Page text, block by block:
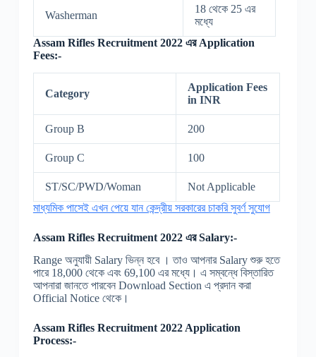
Washerman
18 থেকে 25 এর
মধ্যে
Assam Rifles Recruitment 2022 এর Application
Fees:-
Category
Application Fees
in INR
Group B 200
Group C 100
ST/SC/PWD/Woman
Not Applicable
মাধ্যমিক পাসেই এখন পেয়ে যান কেন্দ্রীয় সরকারের চাকরি সুবর্ণ সুযোগ
Assam Rifles Recruitment 2022 এর Salary:-
Range অনুযায়ী Salary ভিন্ন হবে । তাও আপনার Salary শুরু হতে
পারে 18,000 থেকে এবং 69,100 এর মধ্যে। এ সম্বন্ধে বিস্তারিত
আপনারা জানতে পারবেন Download Section এ প্রদান করা
Official Notice থেকে।
Assam Rifles Recruitment 2022 Application
Process:-